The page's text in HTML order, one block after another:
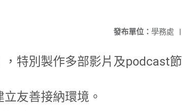
發布單位： 學務處 |
特別製作多部影片及podcast節
友善接納環境。